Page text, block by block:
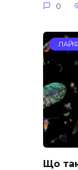
0
ЛАЙФ
Що